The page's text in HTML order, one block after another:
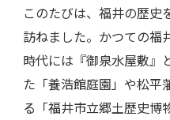
このたびは、福井の歴史
訪ねました。かつての福
時代には『御泉水屋敷』
た「養浩館庭園」や松平
る「福井市立郷土歴史博